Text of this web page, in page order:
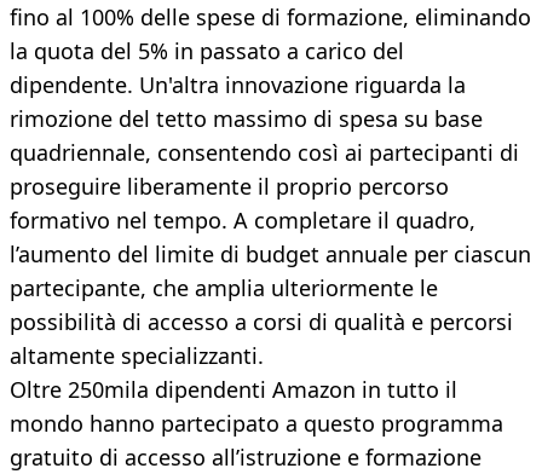
fino al 100% delle spese di formazione, eliminando
la quota del 5% in passato a carico del
dipendente. Un'altra innovazione riguarda la
rimozione del tetto massimo di spesa su base
quadriennale, consentendo così ai partecipanti di
proseguire liberamente il proprio percorso
formativo nel tempo. A completare il quadro,
l’aumento del limite di budget annuale per ciascun
partecipante, che amplia ulteriormente le
possibilità di accesso a corsi di qualità e percorsi
altamente specializzanti.
Oltre 250mila dipendenti Amazon in tutto il
mondo hanno partecipato a questo programma
gratuito di accesso all’istruzione e formazione